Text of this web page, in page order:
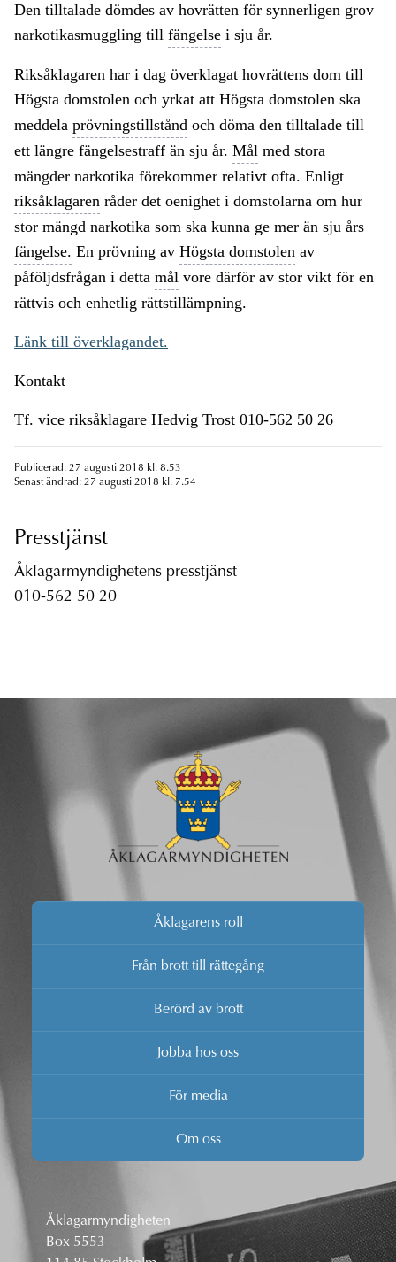
Den tilltalade dömdes av hovrätten för synnerligen grov
narkotikasmuggling till fängelse i sju år.
Riksåklagaren har i dag överklagat hovrättens dom till
Högsta domstolen och yrkat att Högsta domstolen ska
meddela prövningstillstånd och döma den tilltalade till
ett längre fängelsestraff än sju år. Mål med stora
mängder narkotika förekommer relativt ofta. Enligt
riksåklagaren råder det oenighet i domstolarna om hur
stor mängd narkotika som ska kunna ge mer än sju års
fängelse. En prövning av Högsta domstolen av
påföljdsfrågan i detta mål vore därför av stor vikt för en
rättvis och enhetlig rättstillämpning.
Länk till överklagandet.
Kontakt
Tf. vice riksåklagare Hedvig Trost 010-562 50 26
Publicerad: 27 augusti 2018 kl. 8.53
Senast ändrad: 27 augusti 2018 kl. 7.54
Presstjänst
Åklagarmyndighetens presstjänst
010-562 50 20
Åklagarens roll
Från brott till rättegång
Berörd av brott
Jobba hos oss
För media
Om oss
Åklagarmyndigheten
Box 5553